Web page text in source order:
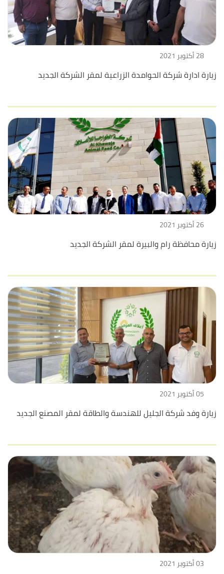
28 أكتوبر 2021
زيارة ادارة شركة الحوامدة الزراعية لمقر الشركة الجديد
26 أكتوبر 2021
زيارة محافظة رام والبيرة لمقر الشركة الجديد
05 أكتوبر 2021
زيارة وفد شركة الجليل للهندسة والطاقة لمقر المصنع الجديد
03 أكتوبر 2021